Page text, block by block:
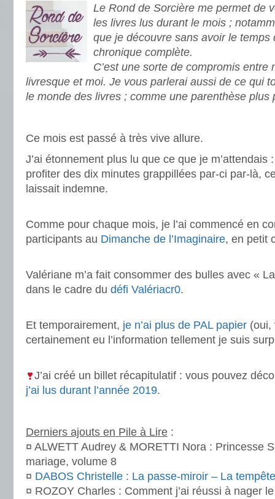
Le Rond de Sorcière me permet de
les livres lus durant le mois ;
que je découvre sans avoir le temps
chronique complète.
C’est une sorte de compromis entre
livresque et moi. Je vous parlerai aussi de ce qui
le monde des livres ; comme une parenthèse plus
Ce mois est passé à très vive allure.
J’ai étonnement plus lu que ce que je m’attendais
profiter des dix minutes grappillées par-ci par-là,
laissait indemne.
Comme pour chaque mois, je l’ai commencé en
participants au Dimanche de l’Imaginaire, en petit
Valériane m’a fait consommer des bulles avec «
dans le cadre du défi Valériacr0.
Et temporairement, je n’ai plus de PAL papier (oui,
certainement eu l’information tellement je suis
J’ai créé un billet récapitulatif : vous pouvez
j’ai lus durant l’année 2019.
Derniers ajouts en Pile à Lire :
¤ ALWETT Audrey & MORETTI Nora : Princesse
mariage, volume 8
¤ DABOS Christelle : La passe-miroir – La
¤ ROZOY Charles : Comment j’ai réussi à nager